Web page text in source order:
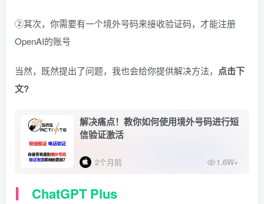
②其次，你需要有一个境外号码来接收验证码，才能注册
OpenAI的账号
当然，既然提出了问题，我也会给你提供解决方法， 点击下
文?
解决痛点！教你如何使用境外号码进行短
信验证激活
2个月前 1.6W+
ChatGPT Plus